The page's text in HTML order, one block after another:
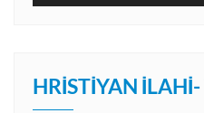
HRISTIYAN